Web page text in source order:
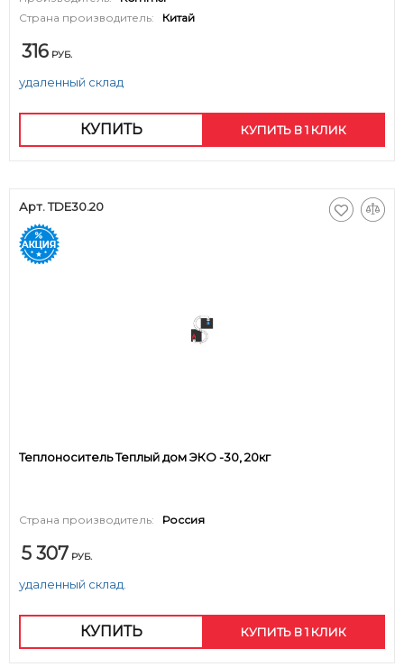
Страна производитель:
Китай
316 РУБ.
удаленный склад
КУПИТЬ КУПИТЬ В 1 КЛИК
Арт. TDE30.20
Теплоноситель Теплый дом ЭКО -30, 20кг
Страна производитель: Россия
5 307 РУБ.
удаленный склад.
КУПИТЬ КУПИТЬ В 1 КЛИК